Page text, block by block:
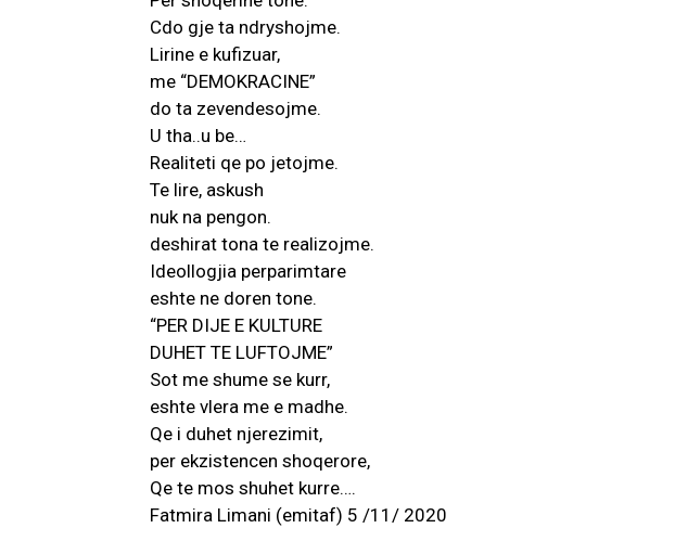
Cdo gje ta ndryshojme.
Lirine e kufizuar,
me “DEMOKRACINE”
do ta zevendesojme.
U tha..u be…
Realiteti qe po jetojme.
Te lire, askush
nuk na pengon.
deshirat tona te realizojme.
Ideollogjia perparimtare
eshte ne doren tone.
“PER DIJE E KULTURE
DUHET TE LUFTOJME”
Sot me shume se kurr,
eshte vlera me e madhe.
Qe i duhet njerezimit,
per ekzistencen shoqerore,
Qe te mos shuhet kurre….
Fatmira Limani (emitaf) 5 /11/ 2020